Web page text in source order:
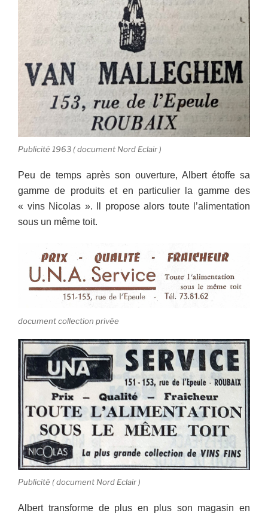
Publicité 1963 ( document Nord Eclair )
Peu de temps après son ouverture, Albert étoffe sa
gamme de produits et en particulier la gamme des
« vins Nicolas ». Il propose alors toute l’alimentation
sous un même toit.
document collection privée
Publicité ( document Nord Eclair )
Albert transforme de plus en plus son magasin en